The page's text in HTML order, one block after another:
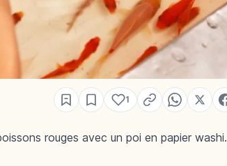
1
rouges avec un poi en papier washi.